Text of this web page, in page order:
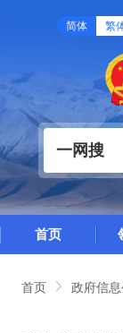
简体 繁
一网搜
首页
首页 政府信